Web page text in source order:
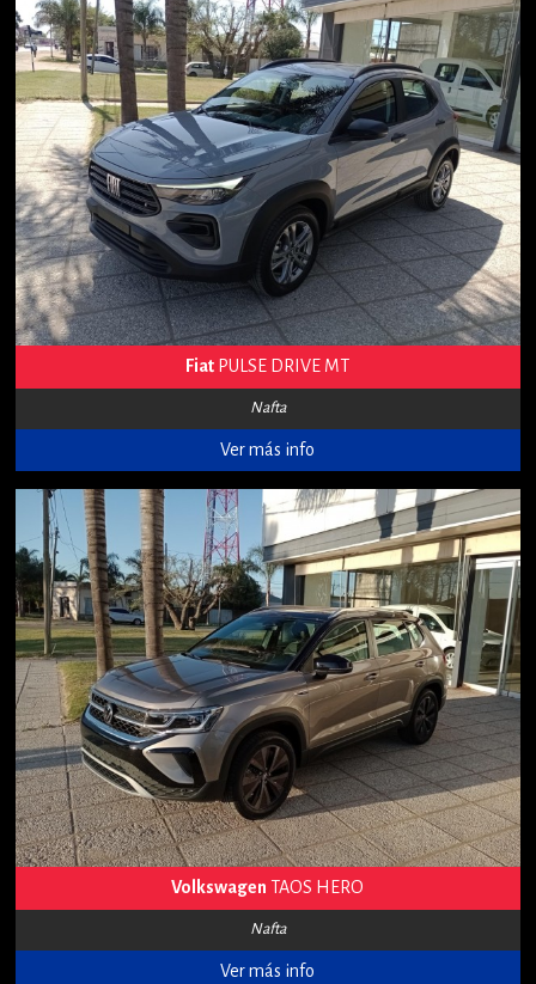
Fiat PULSE DRIVE MT
Nafta
Ver más info
Volkswagen TAOS HERO
Nafta
Ver más info